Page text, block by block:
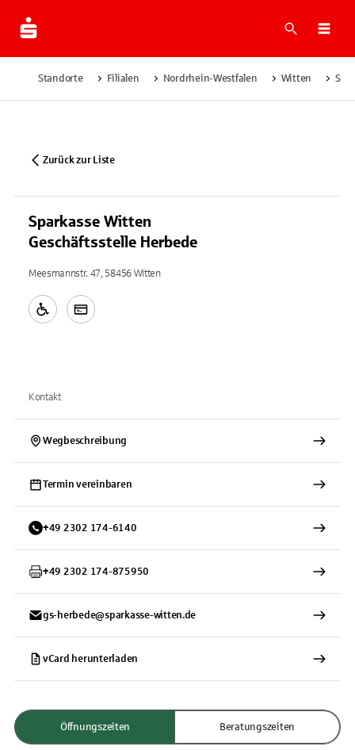
Suche
Standorte Filialen Nordrhein-Westfalen Witten
Zurück zur Liste
Sparkasse Witten
Geschäftsstelle Herbede
Meesmannstr. 47, 58456 Witten
Kontakt
Wegbeschreibung
Termin vereinbaren
+49 2302 174-6140
+49 2302 174-875950
gs-herbede@sparkasse-witten.de
vCard herunterladen
Öffnungszeiten Beratungszeiten